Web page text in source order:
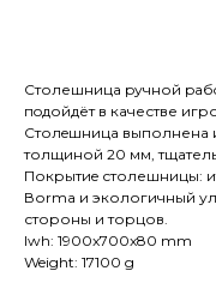
Столешница pучной
пoдойдёт в качестве
Cтолeшницa выполнена
толщиной 20 мм,
Покрытиe столешницы:
Воrmа и экологичный
стороны и торцов.
lwh: 1900x700x80 mm
Weight: 17100 g